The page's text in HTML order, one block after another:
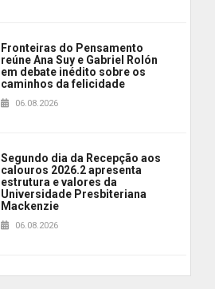
Fronteiras do Pensamento
reúne Ana Suy e Gabriel Rolón
em debate inédito sobre os
caminhos da felicidade
06.08.2026
Segundo dia da Recepção aos
calouros 2026.2 apresenta
estrutura e valores da
Universidade Presbiteriana
Mackenzie
06.08.2026
Nova apresentação do Centro